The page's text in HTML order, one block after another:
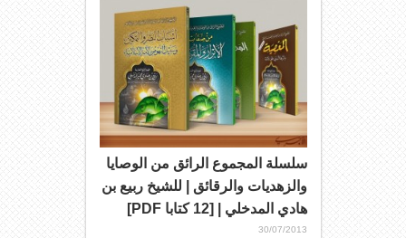
سلسلة المجموع الرائق من الوصايا
والزهديات والرقائق | للشيخ ربيع بن
هادي المدخلي | [12 كتابا PDF]
30/07/2013